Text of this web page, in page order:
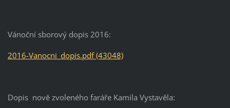
Vánoční sborový dopis 2016:
2016-Vanocni_dopis.pdf (43048)
Dopis nově zvoleného faráře Kamila Vystavěla: